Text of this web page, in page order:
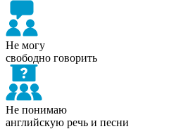
Не могу
свободно говорить
Не понимаю
английскую речь и песни